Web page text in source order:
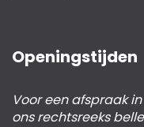
Openingstijden
Voor een afspraak
ons rechtsreeks